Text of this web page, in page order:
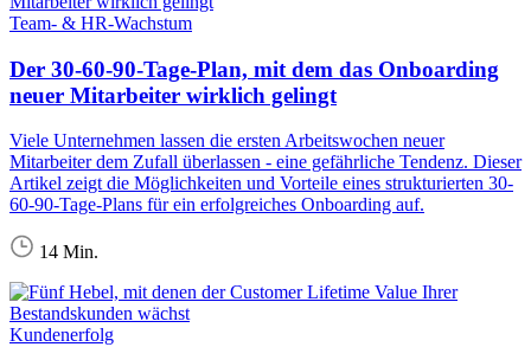
Team- & HR-Wachstum
Der 30-60-90-Tage-Plan, mit dem das Onboarding
neuer Mitarbeiter wirklich gelingt
Viele Unternehmen lassen die ersten Arbeitswochen neuer
Mitarbeiter dem Zufall überlassen - eine gefährliche Tendenz. Dieser
Artikel zeigt die Möglichkeiten und Vorteile eines strukturierten 30-
60-90-Tage-Plans für ein erfolgreiches Onboarding auf.
14 Min.
Kundenerfolg